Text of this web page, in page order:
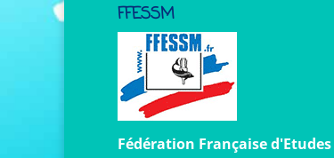
FFESSM
Fédération Française